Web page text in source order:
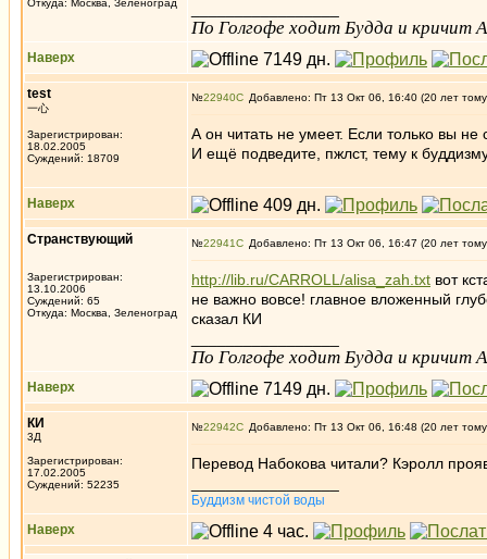
Откуда: Москва, Зеленоград
По Голгофе ходит Будда и кричит
Наверх
test
一心
Зарегистрирован:
18.02.2005
Суждений: 18709
№22940 Добавлено: Пт 13 Окт 06, 16:40 (20 лет
А он читать не умеет. Если только вы
И ещё подведите, пжлст, тему к
Наверх
Странствующий
Зарегистрирован:
13.10.2006
Суждений: 65
Откуда: Москва, Зеленоград
№22941 Добавлено: Пт 13 Окт 06, 16:47 (20 лет
http://lib.ru/CARROLL/alisa_zah.txt вот
не важно вовсе! главное вложенный
сказал КИ
По Голгофе ходит Будда и кричит
Наверх
КИ
3Д
Зарегистрирован:
17.02.2005
Суждений: 52235
№22942 Добавлено: Пт 13 Окт 06, 16:48 (20 лет
Перевод Набокова читали? Кэролл
Буддизм чистой воды
Наверх